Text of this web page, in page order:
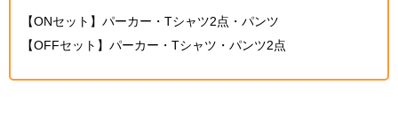
【ONセット】パーカー・Tシャツ2点・パンツ
【OFFセット】パーカー・Tシャツ・パンツ2点